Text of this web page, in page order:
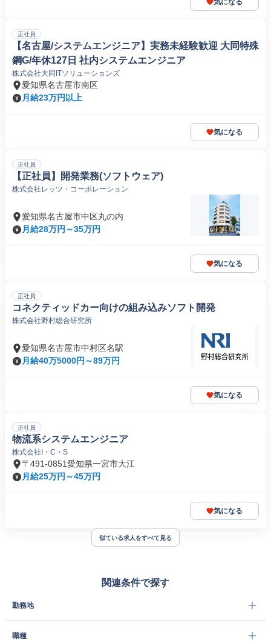
気になる
正社員
【名古屋/システムエンジニア】実務未経験歓迎 大同特殊
鋼G/年休127日 社内システムエンジニア
株式会社大同ITソリューションズ
愛知県名古屋市南区
月給23万円以上
気になる
正社員
【正社員】開発業務(ソフトウェア)
株式会社レッツ・コーポレーション
愛知県名古屋市中区丸の内
月給28万円～35万円
気になる
正社員
コネクティッドカー向けの組み込みソフト開発
株式会社野村総合研究所
愛知県名古屋市中村区名駅
月給40万5000円～89万円
気になる
正社員
物流系システムエンジニア
株式会社I・C・S
〒491-0851愛知県一宮市大江
月給25万円～45万円
気になる
似ている求人をすべて見る
関連条件で探す
勤務地
職種